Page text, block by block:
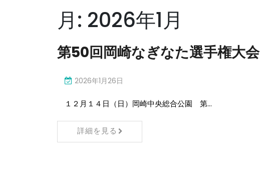
月: 2026年1月
第50回岡崎なぎなた選手権大会
2026年1月26日
１２月１４日（日）岡崎中央総合公園 第…
詳細を見る